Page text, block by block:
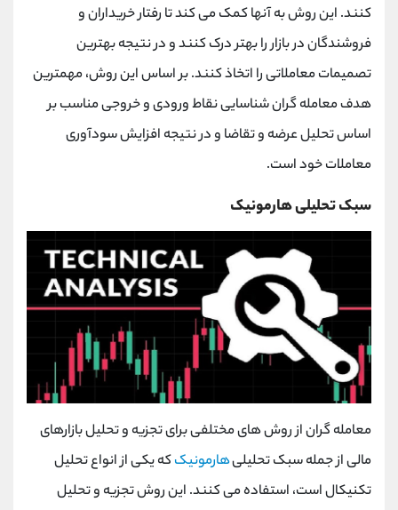
کنند. این روش به آنها کمک می کند تا رفتار خریداران و
فروشندگان در بازار را بهتر درک کنند و در نتیجه بهترین
تصمیمات معاملاتی را اتخاذ کنند. بر اساس این روش، مهمترین
هدف معامله گران شناسایی نقاط ورودی و خروجی مناسب بر
اساس تحلیل عرضه و تقاضا و در نتیجه افزایش سودآوری
معاملات خود است.
سبک تحلیلی هارمونیک
معامله گران از روش های مختلفی برای تجزیه و تحلیل بازارهای
مالی از جمله سبک تحلیلیهارمونیککه یکی از انواع تحلیل
تکنیکال است، استفاده می کنند. این روش تجزیه و تحلیل